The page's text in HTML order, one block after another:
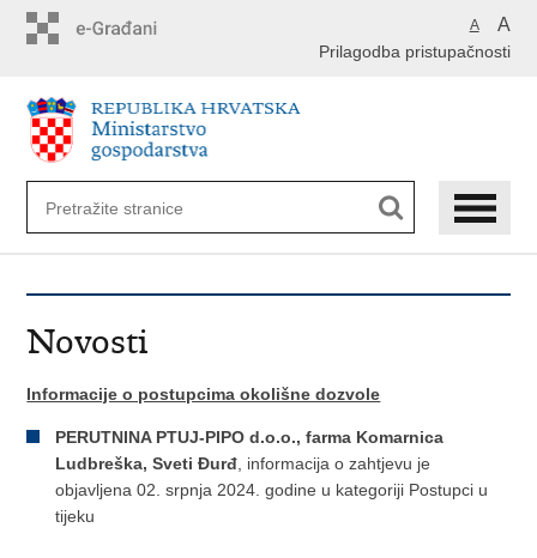
A A
Prilagodba pristupačnosti
Novosti
Informacije o postupcima okolišne dozvole
PERUTNINA PTUJ-PIPO d.o.o., farma Komarnica
Ludbreška, Sveti Đurđ , informacija o zahtjevu je
objavljena 02. srpnja 2024. godine u kategoriji Postupci u
tijeku